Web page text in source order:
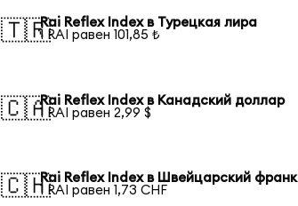
🇹🇷Rai Reflex Index в Турецкая лира
1 RAI равен 101,85 ₺
🇨🇦Rai Reflex Index в Канадский доллар
1 RAI равен 2,99 $
🇨🇭Rai Reflex Index в Швейцарский франк
1 RAI равен 1,73 CHF